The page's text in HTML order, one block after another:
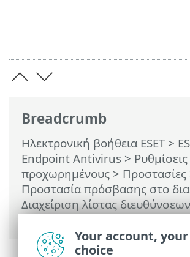
Breadcrumb
Ηλεκτρονική βοήθεια ESET>
Endpoint Antivirus > Ρυθμίσεις
προχωρημένους > Προστασίες
Προστασία πρόσβασης στο
Διαχείριση λίστας
Your account,
choice